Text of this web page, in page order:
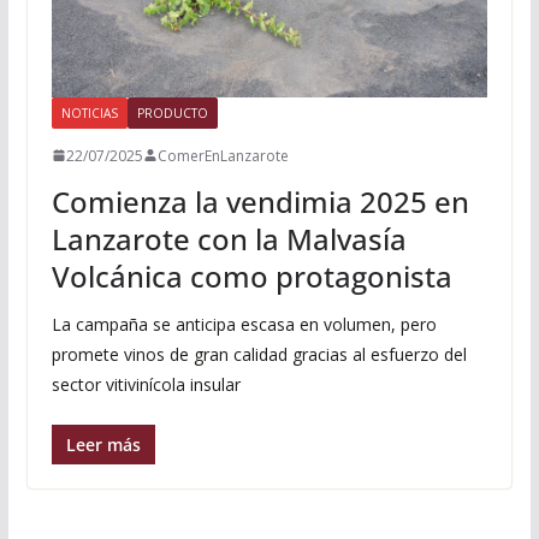
NOTICIAS PRODUCTO
22/07/2025 ComerEnLanzarote
Comienza la vendimia 2025 en
Lanzarote con la Malvasía
Volcánica como protagonista
La campaña se anticipa escasa en volumen, pero
promete vinos de gran calidad gracias al esfuerzo del
sector vitivinícola insular
Leer más